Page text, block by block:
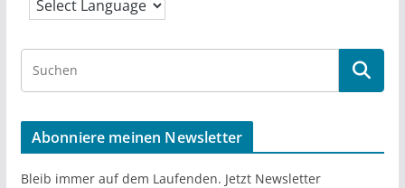
r
h
Abonniere meinen Newsletter
Bleib immer auf dem Laufenden. Jetzt Newsletter